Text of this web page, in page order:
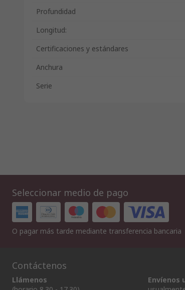
Profundidad
Longitud:
Certificaciones y estándares
Anchura
Serie
Seleccionar medio de pago
O pagar más tarde mediante transferencia bancaria
Contáctenos
Llámenos
Envíenos